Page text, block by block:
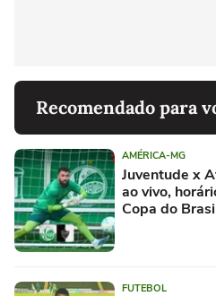
Recomendado para
AMÉRICA-MG
Juventude x
ao vivo,
Copa do
FUTEBOL